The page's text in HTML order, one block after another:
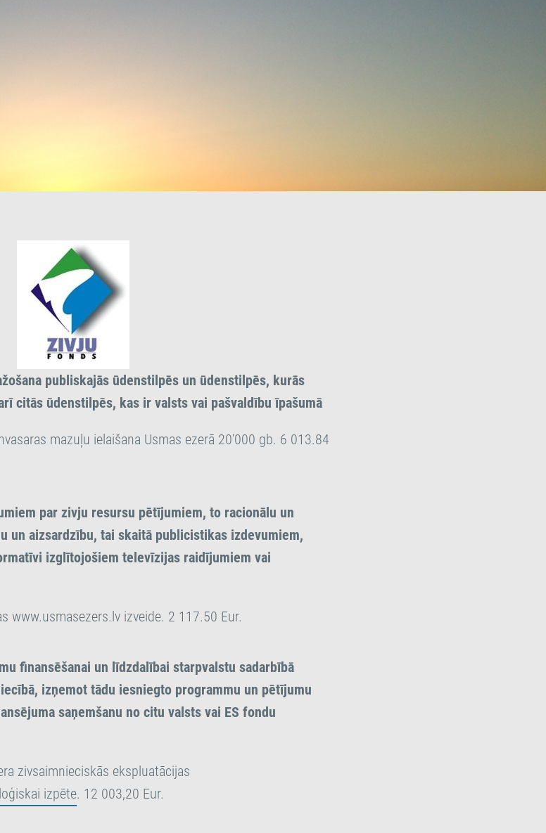
publiskajās ūdenstilpēs un ūdenstilpēs, kurās
citās ūdenstilpēs, kas ir valsts vai pašvaldību īpašumā
mazuļu ielaišana Usmas ezerā 20’000 gb. 6 013.84
par zivju resursu pētījumiem, to racionālu un
un aizsardzību, tai skaitā publicistikas izdevumiem,
izglītojošiem televīzijas raidījumiem vai
www.usmasezers.lv izveide. 2 117.50 Eur.
finansēšanai un līdzdalībai starpvalstu sadarbībā
izņemot tādu iesniegto programmu un pētījumu
saņemšanu no citu valsts vai ES fondu
zivsaimnieciskās ekspluatācijas
izpēte. 12 003,20 Eur.